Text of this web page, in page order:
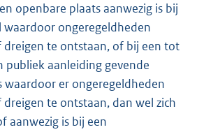
openbare plaats aanwezig is bij
waardoor ongeregeldheden
dreigen te ontstaan, of bij een tot
publiek aanleiding gevende
waardoor er ongeregeldheden
te ontstaan, dan wel zich
aanwezig is bij een